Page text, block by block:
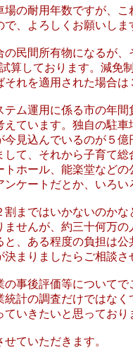
の耐用年数ですが、こ
、よろしくお願いしま
民間所有物になるが、
算しております。減免
それを適用された場合
ム運用に係る市の年間
えています。独自の駐
今見込んでいるのが５
して、それから子育て
トホール、能楽堂など
ンケートだとか、いろ
まではいかないのかな
ませんが、約三十何万
と、ある程度の負担は
決まりましたらご相談
事後評価等についてで
統計の調査だけではな
ていきたいと思ってお
ていただきます。